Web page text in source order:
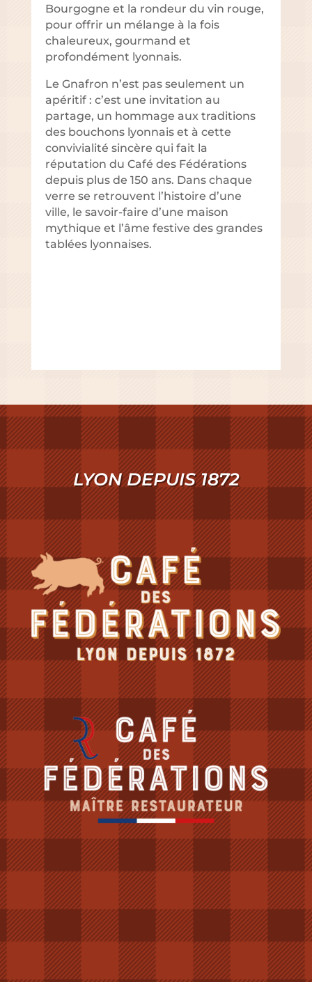
Bourgogne et la rondeur du vin rouge,
pour offrir un mélange à la fois
chaleureux, gourmand et
profondément lyonnais.
Le Gnafron n’est pas seulement un
apéritif : c’est une invitation au
partage, un hommage aux traditions
des bouchons lyonnais et à cette
convivialité sincère qui fait la
réputation du Café des Fédérations
depuis plus de 150 ans. Dans chaque
verre se retrouvent l’histoire d’une
ville, le savoir-faire d’une maison
mythique et l’âme festive des grandes
tablées lyonnaises.
LYON DEPUIS 1872